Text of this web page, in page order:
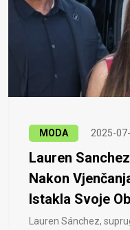
MODA 2025-
Lauren
Nakon
Istakla Svoje
Lauren Sánchez,